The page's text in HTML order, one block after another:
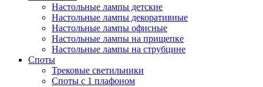
Настольные лампы детские
Настольные лампы декоративные
Настольные лампы офисные
Настольные лампы на прищепке
Настольные лампы на струбцине
Споты
Трековые светильники
Споты с 1 плафоном